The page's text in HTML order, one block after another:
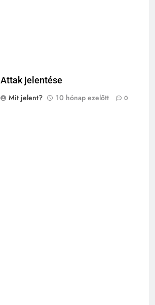
Attak jelentése
Mit jelent?
10 hónap ezelőtt 0